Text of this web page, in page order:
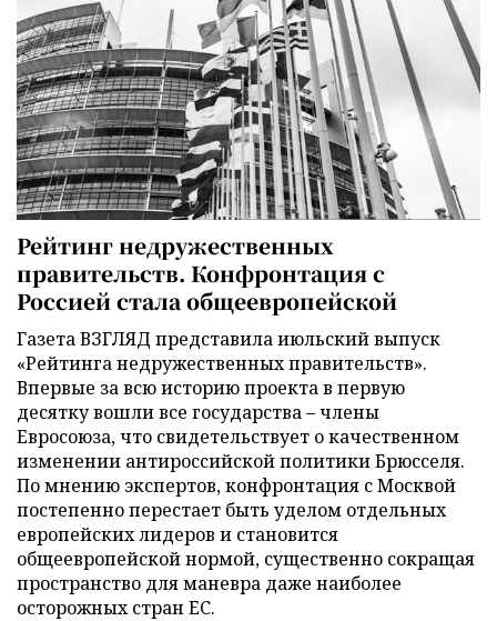
Рейтинг недружественных
правительств. Конфронтация с
Россией стала общеевропейской
Газета ВЗГЛЯД представила июльский выпуск
«Рейтинга недружественных правительств».
Впервые за всю историю проекта в первую
десятку вошли все государства – члены
Евросоюза, что свидетельствует о качественном
изменении антироссийской политики Брюсселя.
По мнению экспертов, конфронтация с Москвой
постепенно перестает быть уделом отдельных
европейских лидеров и становится
общеевропейской нормой, существенно сокращая
пространство для маневра даже наиболее
осторожных стран ЕС.